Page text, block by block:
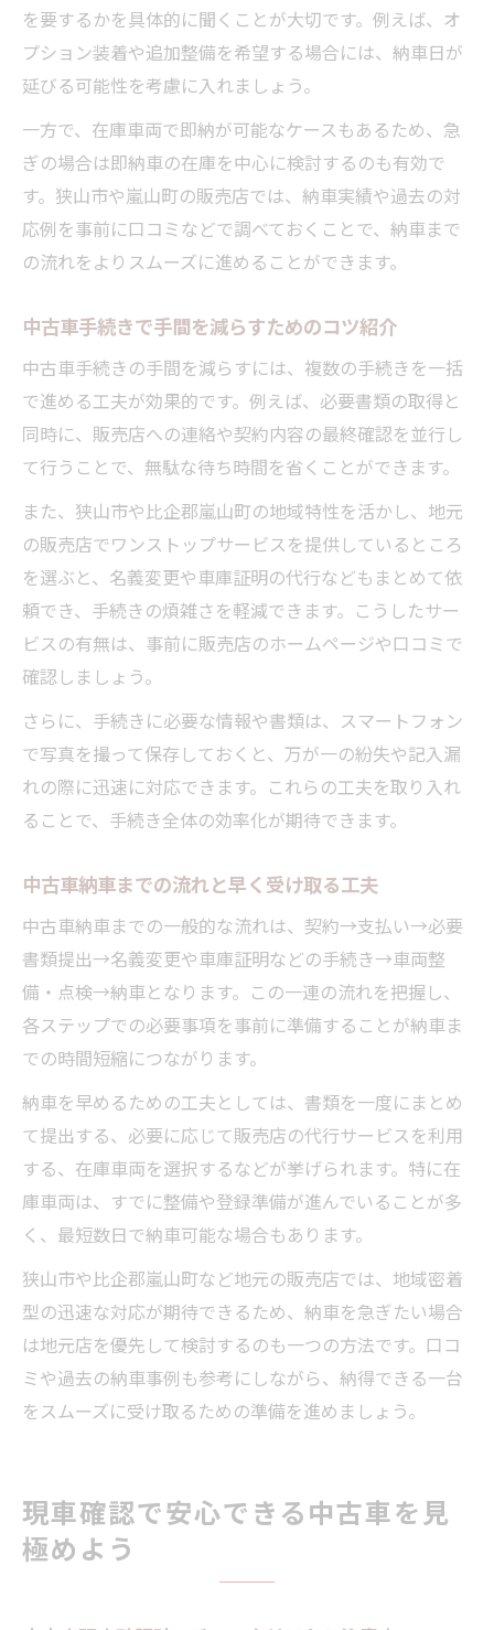
を要するかを具体的に聞くことが大切です。例えば、オ
プション装着や追加整備を希望する場合には、納車日が
延びる可能性を考慮に入れましょう。
一方で、在庫車両で即納が可能なケースもあるため、急
ぎの場合は即納車の在庫を中心に検討するのも有効で
す。狭山市や嵐山町の販売店では、納車実績や過去の対
応例を事前に口コミなどで調べておくことで、納車まで
の流れをよりスムーズに進めることができます。
中古車手続きで手間を減らすためのコツ紹介
中古車手続きの手間を減らすには、複数の手続きを一括
で進める工夫が効果的です。例えば、必要書類の取得と
同時に、販売店への連絡や契約内容の最終確認を並行し
て行うことで、無駄な待ち時間を省くことができます。
また、狭山市や比企郡嵐山町の地域特性を活かし、地元
の販売店でワンストップサービスを提供しているところ
を選ぶと、名義変更や車庫証明の代行などもまとめて依
頼でき、手続きの煩雑さを軽減できます。こうしたサー
ビスの有無は、事前に販売店のホームページや口コミで
確認しましょう。
さらに、手続きに必要な情報や書類は、スマートフォン
で写真を撮って保存しておくと、万が一の紛失や記入漏
れの際に迅速に対応できます。これらの工夫を取り入れ
ることで、手続き全体の効率化が期待できます。
中古車納車までの流れと早く受け取る工夫
中古車納車までの一般的な流れは、契約→支払い→必要
書類提出→名義変更や車庫証明などの手続き→車両整
備・点検→納車となります。この一連の流れを把握し、
各ステップでの必要事項を事前に準備することが納車ま
での時間短縮につながります。
納車を早めるための工夫としては、書類を一度にまとめ
て提出する、必要に応じて販売店の代行サービスを利用
する、在庫車両を選択するなどが挙げられます。特に在
庫車両は、すでに整備や登録準備が進んでいることが多
く、最短数日で納車可能な場合もあります。
狭山市や比企郡嵐山町など地元の販売店では、地域密着
型の迅速な対応が期待できるため、納車を急ぎたい場合
は地元店を優先して検討するのも一つの方法です。口コ
ミや過去の納車事例も参考にしながら、納得できる一台
をスムーズに受け取るための準備を進めましょう。
現車確認で安心できる中古車を見
極めよう